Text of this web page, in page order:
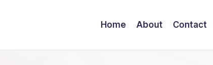
Home About Contact